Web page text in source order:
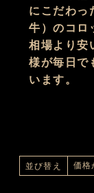
にこだわっ
牛）のコロ
相場より安
様が毎日で
います。
並び替え 価格